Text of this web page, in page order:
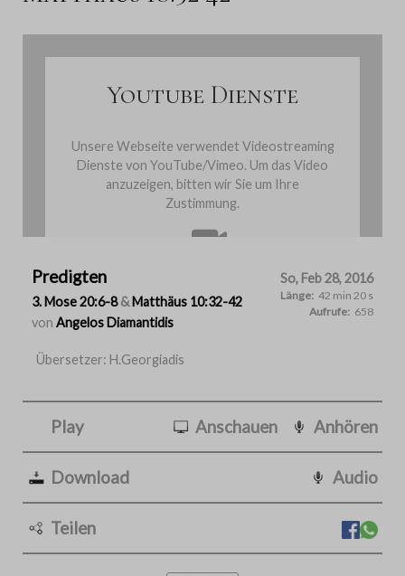
Youtube Dienste
Unsere Webseite verwendet Videostreaming
Dienste von YouTube/Vimeo. Um das Video
anzuzeigen, bitten wir Sie um Ihre
Zustimmung.
Cookies einmalig akzeptierenSo, Feb 28, 2016
Länge: 42 min 20 s
Aufrufe: 658
Predigten
3. Mose 20:6-8& Matthäus 10:32-42
von Angelos Diamantidis
Übersetzer: H.Georgiadis
Anschauen Anhören
Play
Audio
Download
Teilen